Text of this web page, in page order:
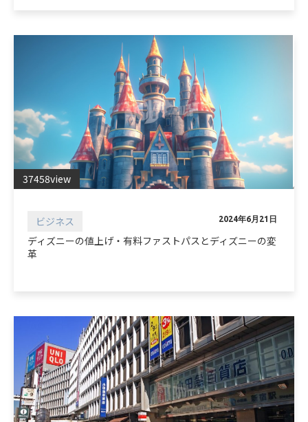
37458view
ビジネス 2024年6月21日
ディズニーの値上げ・有料ファストパスとディズニーの変
革